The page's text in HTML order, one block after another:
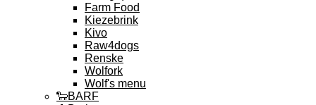
Farm Food
Kiezebrink
Kivo
Raw4dogs
Renske
Wolfork
Wolf's menu
🐑BARF